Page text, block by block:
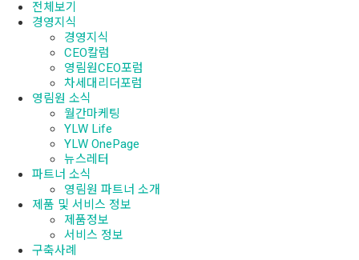
전체보기
경영지식
경영지식
CEO칼럼
영림원CEO포럼
차세대리더포럼
영림원 소식
월간마케팅
YLW Life
YLW OnePage
뉴스레터
파트너 소식
영림원 파트너 소개
제품 및 서비스 정보
제품정보
서비스 정보
구축사례